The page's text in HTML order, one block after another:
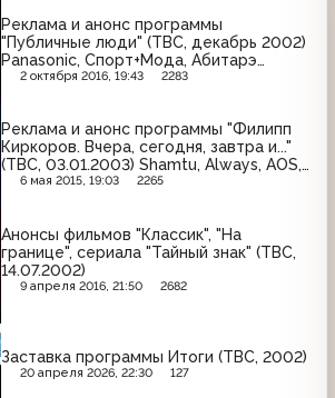
Реклама и анонс программы
"Публичные люди" (ТВС, декабрь 2002)
Panasonic, Спорт+Мода, Абитарэ
Интерьер, Домино, Эльдорадо,
2 октября 2016, 19:43 2283
Реклама и анонс программы "Филипп
Киркоров. Вчера, сегодня, завтра и..."
(ТВС, 03.01.2003) Shamtu, Always, AOS,
Blend-a-med, Dove
6 мая 2015, 19:03 2265
Анонсы фильмов "Классик", "На
границе", сериала "Тайный знак" (ТВС,
14.07.2002)
9 апреля 2016, 21:50 2682
Заставка программы Итоги (ТВС, 2002)
20 апреля 2026, 22:30 127